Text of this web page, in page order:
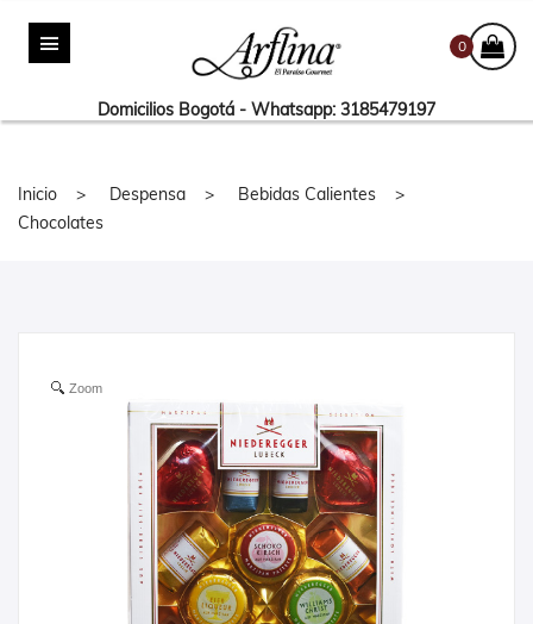
0
Domicilios Bogotá - Whatsapp: 3185479197
Inicio Despensa
Bebidas Calientes
Chocolates
Zoom